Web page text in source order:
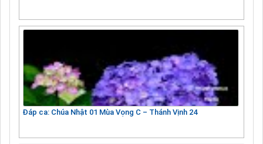
Đáp ca: Chúa Nhật 01 Mùa Vọng C – Thánh Vịnh 24